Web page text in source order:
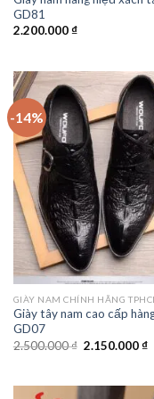
GD81
2.200.000₫
-14%
GIÀY NAM CHÍNH HÃNG
Giày tây nam cao cấp
GD07
2.500.000₫ Giá
2.150.000₫